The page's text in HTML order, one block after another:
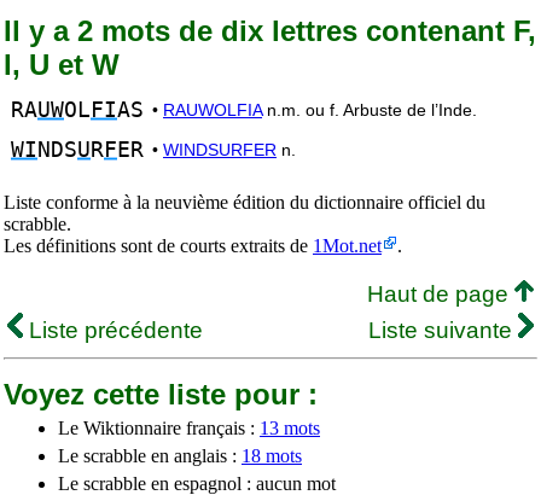
Il y a 2 mots de dix lettres contenant F,
I, U et W
RAUWOL FIAS • RAUWOLFIAn.m. ou f. Arbuste de l’Inde.
WI NDSU RF ER • WINDSURFER n.
Liste conforme à la neuvième édition du dictionnaire officiel du
scrabble.
Les définitions sont de courts extraits de 1Mot.net .
Haut de page
Liste précédente
Liste suivante
Voyez cette liste pour :
Le Wiktionnaire français : 13 mots
Le scrabble en anglais : 18 mots
Le scrabble en espagnol : aucun mot